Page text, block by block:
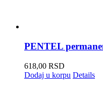
PENTEL
618,00 RSD
Dodaj u korpu Details